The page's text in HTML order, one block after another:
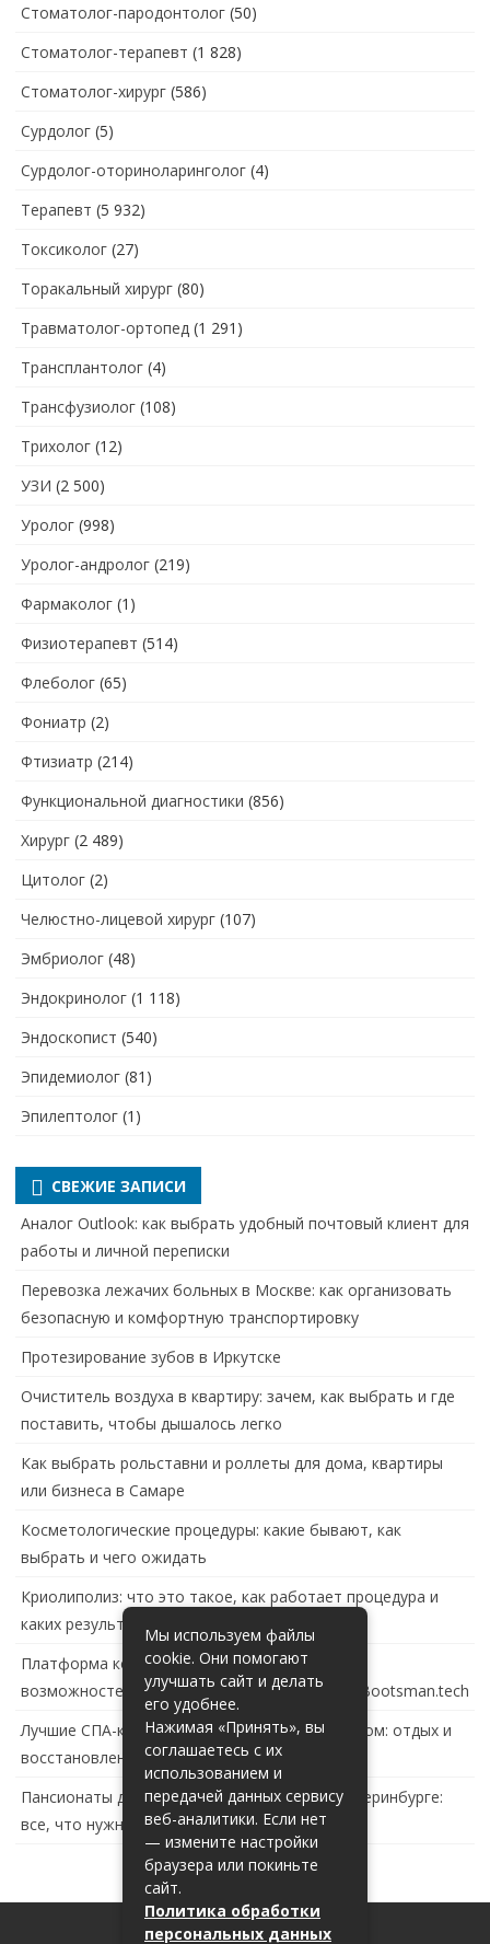
Стоматолог-пародонтолог (50)
Стоматолог-терапевт (1 828)
Стоматолог-хирург (586)
Сурдолог (5)
Сурдолог-оториноларинголог (4)
Терапевт (5 932)
Токсиколог (27)
Торакальный хирург (80)
Травматолог-ортопед (1 291)
Трансплантолог (4)
Трансфузиолог (108)
Трихолог (12)
УЗИ (2 500)
Уролог (998)
Уролог-андролог (219)
Фармаколог (1)
Физиотерапевт (514)
Флеболог (65)
Фониатр (2)
Фтизиатр (214)
Функциональной диагностики (856)
Хирург (2 489)
Цитолог (2)
Челюстно-лицевой хирург (107)
Эмбриолог (48)
Эндокринолог (1 118)
Эндоскопист (540)
Эпидемиолог (81)
Эпилептолог (1)
СВЕЖИЕ ЗАПИСИ
Аналог Outlook: как выбрать удобный почтовый клиент для
работы и личной переписки
Перевозка лежачих больных в Москве: как организовать
безопасную и комфортную транспортировку
Протезирование зубов в Иркутске
Очиститель воздуха в квартиру: зачем, как выбрать и где
поставить, чтобы дышалось легко
Как выбрать рольставни и роллеты для дома, квартиры
или бизнеса в Самаре
Косметологические процедуры: какие бывают, как
выбрать и чего ожидать
Криолиполиз: что это такое, как работает процедура и
каких результатов ждать
Платформа контейнеризации в России: обзор
возможностей и перспектив развития сайта Bootsman.tech
Лучшие СПА-комплексы в Тольятти с бассейном: отдых и
восстановление за городом
Пансионаты для пожилых с деменцией в Екатеринбурге:
все, что нужно знать
Мы используем файлы
cookie. Они помогают
улучшать сайт и делать
его удобнее.
Нажимая «Принять», вы
соглашаетесь с их
использованием и
передачей данных сервису
веб-аналитики. Если нет
— измените настройки
браузера или покиньте
сайт.
Политика обработки
персональных данных